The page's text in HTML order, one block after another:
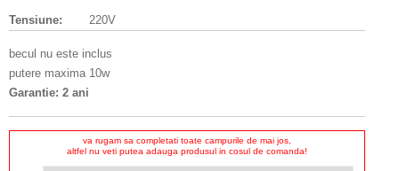
Tensiune: 220V
becul nu este inclus
putere maxima 10w
Garantie: 2 ani
va rugam sa completati toate campurile de mai jos,
altfel nu veti putea adauga produsul in cosul de comanda!